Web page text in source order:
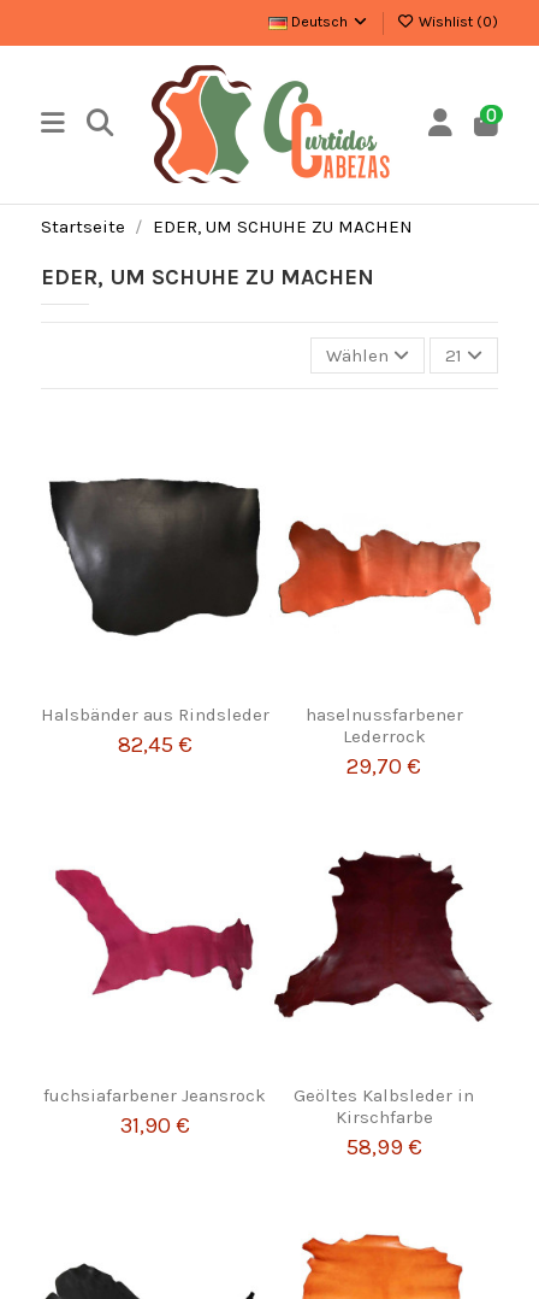
Deutsch Wishlist (0)
0
Startseite EDER, UM SCHUHE ZU MACHEN
EDER, UM SCHUHE ZU MACHEN
Wählen 21
Halsbänder aus Rindsleder
82,45 €
haselnussfarbener
Lederrock
29,70 €
fuchsiafarbener Jeansrock
31,90 €
Geöltes Kalbsleder in
Kirschfarbe
58,99 €